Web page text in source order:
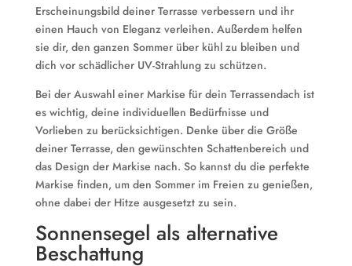
Erscheinungsbild deiner Terrasse verbessern und ihr
einen Hauch von Eleganz verleihen. Außerdem helfen
sie dir, den ganzen Sommer über kühl zu bleiben und
dich vor schädlicher UV-Strahlung zu schützen.
Bei der Auswahl einer Markise für dein Terrassendach ist
es wichtig, deine individuellen Bedürfnisse und
Vorlieben zu berücksichtigen. Denke über die Größe
deiner Terrasse, den gewünschten Schattenbereich und
das Design der Markise nach. So kannst du die perfekte
Markise finden, um den Sommer im Freien zu genießen,
ohne dabei der Hitze ausgesetzt zu sein.
Sonnensegel als alternative
Beschattung